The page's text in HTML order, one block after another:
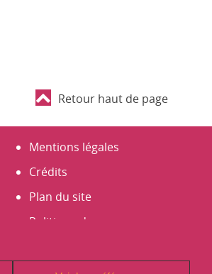
Retour haut de page
Mentions légales
Crédits
Plan du site
Politique de